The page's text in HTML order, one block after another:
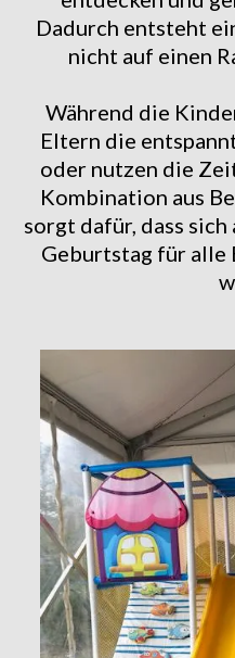
Dadurch entsteht
nicht auf einen
Während die
Eltern die
oder nutzen die
Kombination aus
sorgt dafür, dass
Geburtstag für alle